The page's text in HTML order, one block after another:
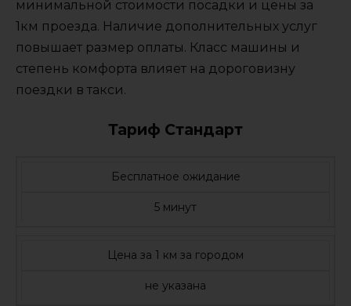
минимальной стоимости посадки и цены за
1км проезда. Наличие дополнительных услуг
повышает размер оплаты. Класс машины и
степень комфорта влияет на дороговизну
поездки в такси.
Тариф Стандарт
Бесплатное ожидание
5 минут
Цена за 1 км за городом
не указана